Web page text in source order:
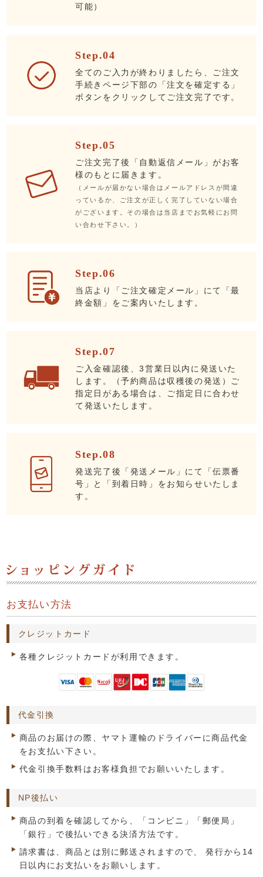
可能）
Step.04
全てのご入力が終わりましたら、ご注文
手続きページ下部の「注文を確定する」
ボタンをクリックしてご注文完了です。
Step.05
ご注文完了後「自動返信メール」がお客
様のもとに届きます。
（メールが届かない場合はメールアドレスが間違
っているか、ご注文が正しく完了していない場合
がございます。その場合は当店までお気軽にお問
い合わせ下さい。）
Step.06
当店より「ご注文確定メール」にて「最
終金額」をご案内いたします。
Step.07
ご入金確認後、3営業日以内に発送いた
します。（予約商品は収穫後の発送）ご
指定日がある場合は、ご指定日に合わせ
て発送いたします。
Step.08
発送完了後「発送メール」にて「伝票番
号」と「到着日時」をお知らせいたしま
す。
お支払い方法
クレジットカード
各種クレジットカードが利用できます。
代金引換
商品のお届けの際、ヤマト運輸のドライバーに商品代金
をお支払い下さい。
代金引換手数料はお客様負担でお願いいたします。
NP後払い
商品の到着を確認してから、「コンビニ」「郵便局」
「銀行」で後払いできる決済方法です。
請求書は、商品とは別に郵送されますので、 発行から14
日以内にお支払いをお願いします。